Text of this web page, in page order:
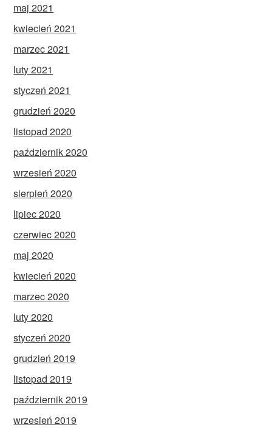
maj 2021
kwiecień 2021
marzec 2021
luty 2021
styczeń 2021
grudzień 2020
listopad 2020
październik 2020
wrzesień 2020
sierpień 2020
lipiec 2020
czerwiec 2020
maj 2020
kwiecień 2020
marzec 2020
luty 2020
styczeń 2020
grudzień 2019
listopad 2019
październik 2019
wrzesień 2019